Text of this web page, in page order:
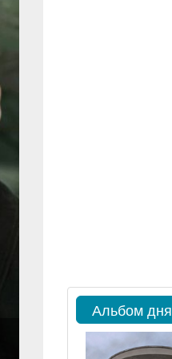
Альбом дня